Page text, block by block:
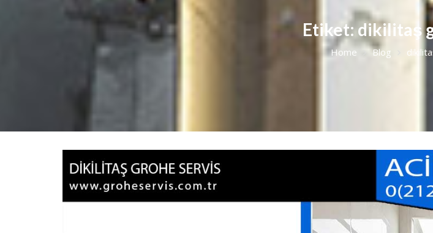
Etiket:dikilitaş
Home Blog